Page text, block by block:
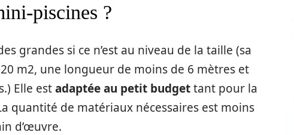
piscines ?
grandes si ce n’est au niveau de la taille (sa
m2, une longueur de moins de 6 mètres et
Elle estadaptée au petit budgettant pour la
quantité de matériaux nécessaires est moins
d’œuvre.